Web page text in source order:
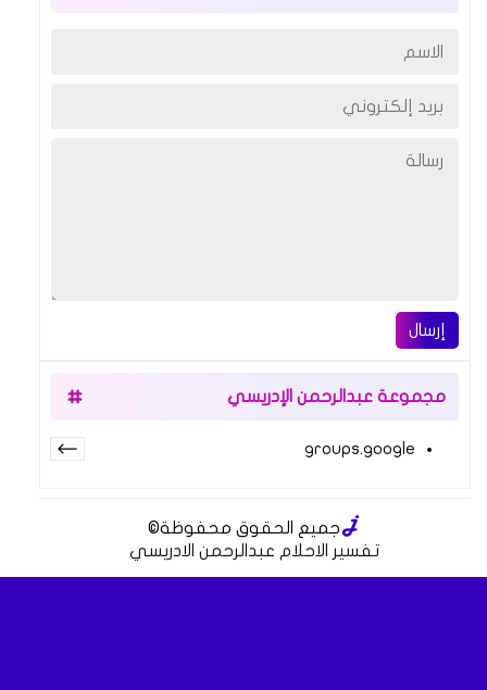
إرسال
مجموعة عبدالرحمن الإدريسي
groups.google
جميع الحقوق محفوظة©
تفسير الاحلام عبدالرحمن الادريسي